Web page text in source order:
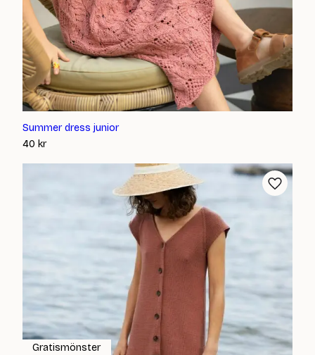
Summer dress junior
40 kr
Gratismönster